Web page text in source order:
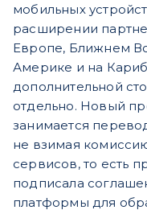
мобильных
расширении
Европе, Ближнем
Америке и на
дополнительной
отдельно. Новый
занимается
не взимая
сервисов, то есть
подписала
платформы для